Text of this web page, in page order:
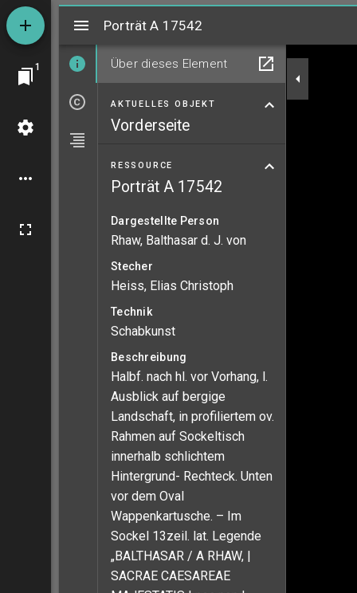
1
MiradorPorträt A 17542
Über dieses Element
AKTUELLES OBJEKT
Vorderseite
RESSOURCE
Porträt A 17542
Dargestellte Person
Rhaw, Balthasar d. J. von
Stecher
Heiss, Elias Christoph
Technik
Schabkunst
Beschreibung
Halbf. nach hl. vor Vorhang, l.
Ausblick auf bergige
Landschaft, in profiliertem ov.
Rahmen auf Sockeltisch
innerhalb schlichtem
Hintergrund- Rechteck. Unten
vor dem Oval
Wappenkartusche. – Im
Sockel 13zeil. lat. Legende
„BALTHASAR / A RHAW, |
SACRAE CAESAREAE
Porträt A 17542